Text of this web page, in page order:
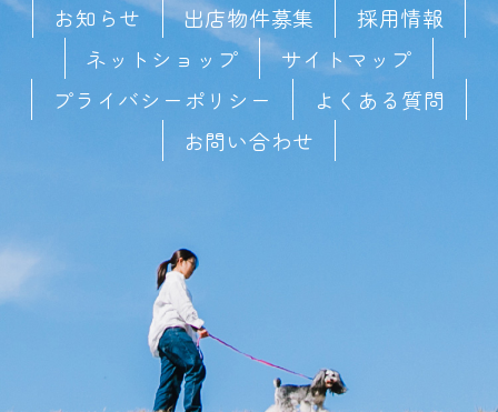
お知らせ 出店物件募集
採用情報
ネットショップ
サイトマップ
プライバシーポリシー
よくある質問
お問い合わせ